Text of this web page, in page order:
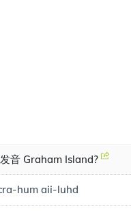
音 Graham Island?
hum aii-luhd